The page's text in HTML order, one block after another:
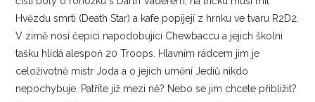
Hvězdu smrti (Death Star) a kafe popíjejí z hrnku ve tvaru R2D2.
V zimě nosí čepici napodobující Chewbaccu a jejich školní
tašku hlídá alespoň 20 Troops. Hlavním rádcem jim je
celoživotně mistr Joda a o jejich umění Jediů nikdo
nepochybuje. Patříte již mezi ně? Nebo se jim chcete přiblížit?